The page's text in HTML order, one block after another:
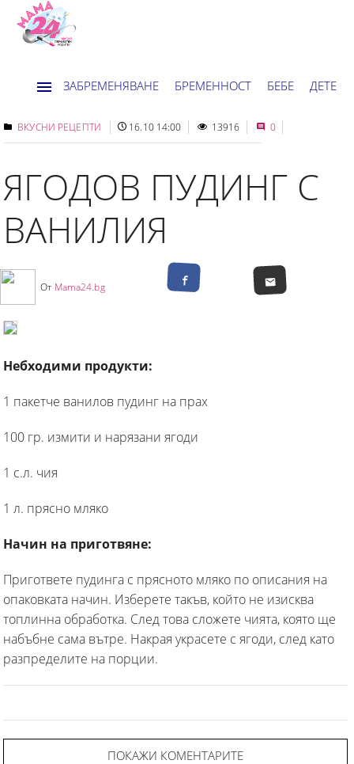
ЗАБРЕМЕНЯВАНЕ БРЕМЕННОСТ БЕБЕ ДЕТЕ
ДОМ НОВИНИ ХОРОСКОП
ВКУСНИ РЕЦЕПТИ 16.10 14:00 13916 0
ЯГОДОВ ПУДИНГ С
ВАНИЛИЯ
От Mama24.bg
Небходими продукти:
1 пакетче ванилов пудинг на прах
100 гр. измити и нарязани ягоди
1 с.л. чия
1 л. прясно мляко
Начин на приготвяне:
Пригответе пудинга с прясното мляко по описания на
опаковката начин. Изберете такъв, който не изисква
топлинна обработка. След това сложете чията, която ще
набъбне сама вътре. Накрая украсете с ягоди, след като
разпределите на порции.
ПОКАЖИ КОМЕНТАРИТЕ